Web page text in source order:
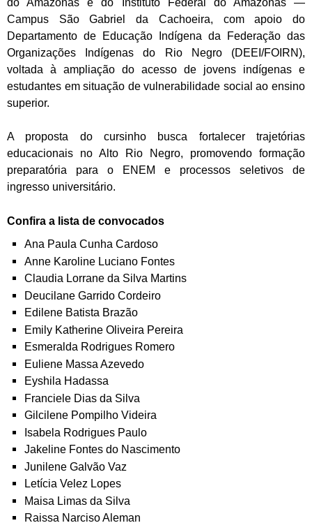
do Amazonas e do Instituto Federal do Amazonas —
Campus São Gabriel da Cachoeira, com apoio do
Departamento de Educação Indígena da Federação das
Organizações Indígenas do Rio Negro (DEEI/FOIRN),
voltada à ampliação do acesso de jovens indígenas e
estudantes em situação de vulnerabilidade social ao ensino
superior.
A proposta do cursinho busca fortalecer trajetórias
educacionais no Alto Rio Negro, promovendo formação
preparatória para o ENEM e processos seletivos de
ingresso universitário.
Confira a lista de convocados
Ana Paula Cunha Cardoso
Anne Karoline Luciano Fontes
Claudia Lorrane da Silva Martins
Deucilane Garrido Cordeiro
Edilene Batista Brazão
Emily Katherine Oliveira Pereira
Esmeralda Rodrigues Romero
Euliene Massa Azevedo
Eyshila Hadassa
Franciele Dias da Silva
Gilcilene Pompilho Videira
Isabela Rodrigues Paulo
Jakeline Fontes do Nascimento
Junilene Galvão Vaz
Letícia Velez Lopes
Maisa Limas da Silva
Raissa Narciso Aleman